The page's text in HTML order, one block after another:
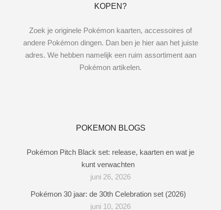
KOPEN?
Zoek je originele Pokémon kaarten, accessoires of
andere Pokémon dingen. Dan ben je hier aan het juiste
adres. We hebben namelijk een ruim assortiment aan
Pokémon artikelen.
POKEMON BLOGS
Pokémon Pitch Black set: release, kaarten en wat je
kunt verwachten
juni 26, 2026
Pokémon 30 jaar: de 30th Celebration set (2026)
juni 10, 2026